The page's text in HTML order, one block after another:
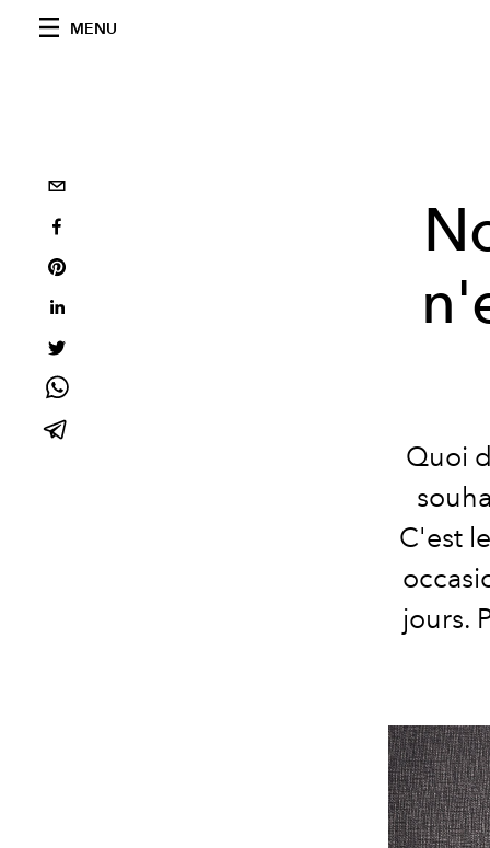
MENU
Quoi
C'est
jours.